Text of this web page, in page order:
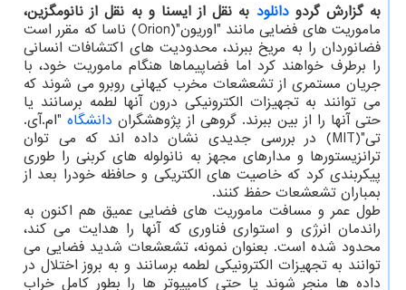
به گزارش گردودانلود به نقل از ایسنا و به نقل از نانومگزین،
ماموریت های فضایی مانند "اوریون"(Orion) ناسا که مقرر است
فضانوردان را به مریخ ببرند، محدودیت های اکتشافات انسانی
را برطرف خواهند کرد اما فضاپیماها هنگام ماموریت خود، با
جریان مستمری از تشعشعات مخرب کیهانی روبرو می شوند که
می توانند به تجهیزات الکترونیکی درون آنها لطمه برسانند یا
حتی آنها را از بین ببرند. گروهی از پژوهشگران دانشگاه "ام.آی.
تی"(MIT) در بررسی جدیدی نشان داده اند که می توان
ترانزیستورها و مدارهای مجهز به نانولوله های کربنی را طوری
پیکربندی کرد که خاصیت های الکتریکی و حافظه خودرا بعد از
بمباران تشعشعات حفظ کنند.
طول عمر و مسافت ماموریت های فضایی عمیق هم اکنون به
راندمان انرژی و استواری فناوری که آنها را هدایت می کند،
محدود شده است. بعنوان نمونه، تشعشعات شدید فضایی می
توانند به تجهیزات الکترونیکی لطمه برسانند و به بروز اختلال در
داده ها منجر شوند یا حتی کامپیوتر ها را بطور کامل خراب